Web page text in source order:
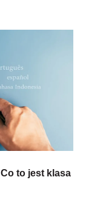
to jest klasa